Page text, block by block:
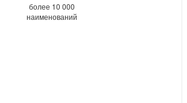
более 10 000
наименований